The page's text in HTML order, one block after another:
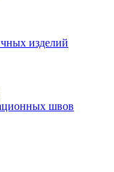
изделий
швов